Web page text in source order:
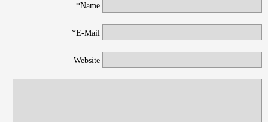
Name*
E-Mail*
Website